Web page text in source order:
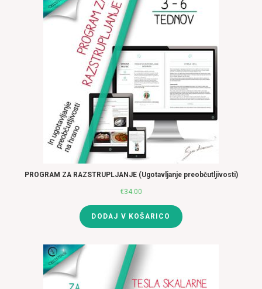
PROGRAM ZA RAZSTRUPLJANJE (Ugotavljanje preobčutljivosti)
€34.00
DODAJ V KOŠARICO